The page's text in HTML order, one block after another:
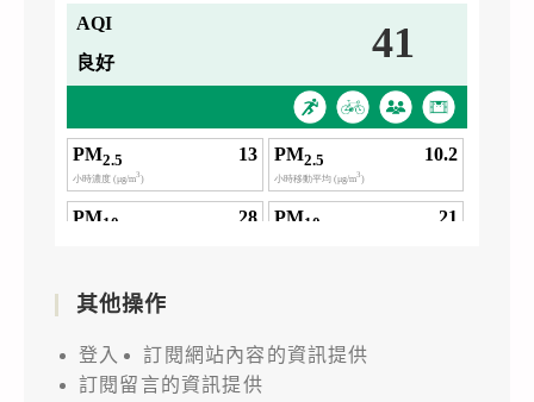
其他操作
登入
訂閱網站內容的資訊提供
訂閱留言的資訊提供